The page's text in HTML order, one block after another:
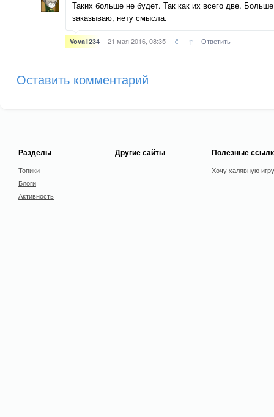
Таких больше не будет. Так как их всего две.
заказываю, нету смысла.
Vova1234 21 мая 2016, 08:35 ↑ Ответить
Оставить комментарий
Разделы
Топики
Блоги
Активность
Другие сайты Полезные
Хочу халявную игру